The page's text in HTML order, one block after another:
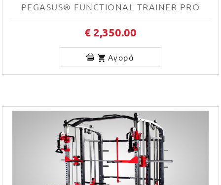
PEGASUS® FUNCTIONAL TRAINER PRO
€ 2,350.00
Αγορά